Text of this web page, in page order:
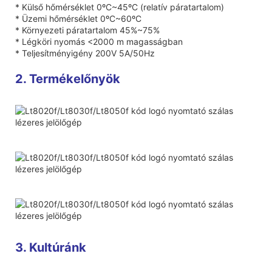
* Külső hőmérséklet 0ºC~45ºC (relatív páratartalom)
* Üzemi hőmérséklet 0ºC~60ºC
* Környezeti páratartalom 45%~75%
* Légköri nyomás <2000 m magasságban
* Teljesítményigény 200V 5A/50Hz
2. Termékelőnyök
3. Kultúránk